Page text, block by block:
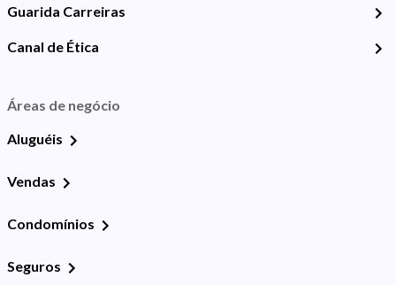
Guarida Carreiras
Canal de Ética
Áreas de negócio
Aluguéis
Vendas
Condomínios
Seguros